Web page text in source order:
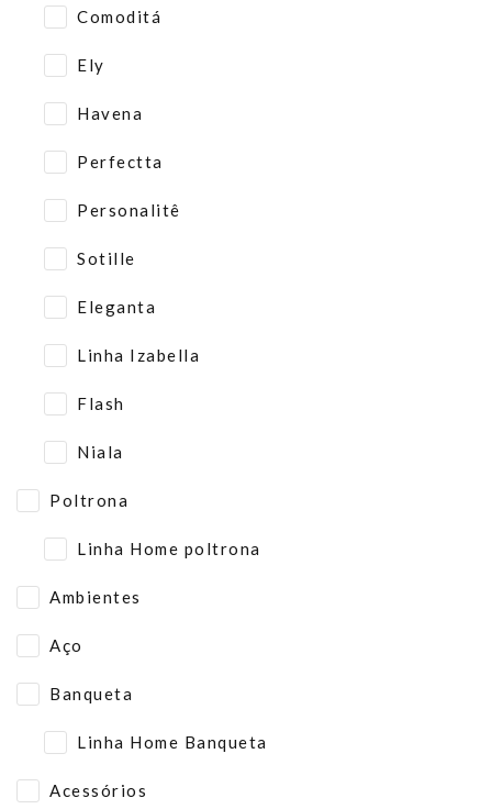
Comoditá
Ely
Havena
Perfectta
Personalitê
Sotille
Eleganta
Linha Izabella
Flash
Niala
Poltrona
Linha Home poltrona
Ambientes
Aço
Banqueta
Linha Home Banqueta
Acessórios